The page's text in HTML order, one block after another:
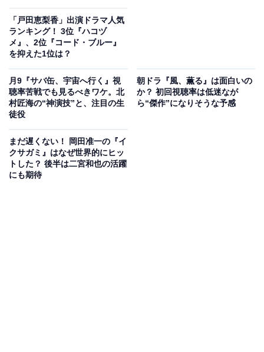
さんに似ていない戸田さんが演じることで、不安視する
声も多くありました。しかし、作品の中では完璧に「細
木数子」を演じている戸田さんの姿を見ることができま
す。
正直、見た目は似ていないのですが、話し方や独特なオ
細木さんを熱演。賛否両論を巻き起こした、強烈なカリ
スマ性を持つ細木さんを丁寧に演じています。
「戸田恵梨香」出演ドラマ人気
ランキング！ 3位『ハコヅ
メ』、2位『コード・ブルー』
を抑えた1位は？
月9『サバ缶、宇宙へ行く』視
聴率苦戦でも見るべきワケ。北
村匠海の“神演技”と、注目の生
徒役
朝ドラ『風、薫る』は面白いの
か？ 初回視聴率は低迷なが
ら“傑作”になりそうな予感
まだ遅くない！ 岡田准一の『イ
クサガミ』はなぜ世界的にヒッ
トした？ 後半は二宮和也の活躍
にも期待